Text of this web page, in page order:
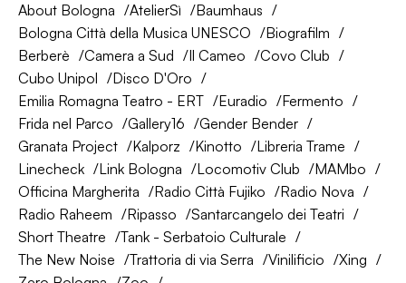
About Bologna AtelierSì
Baumhaus
Bologna Città della Musica UNESCO
Biografilm
Berberè
Camera a Sud Il Cameo
Covo Club
Cubo Unipol
Disco D'Oro
Emilia Romagna Teatro - ERT
Euradio
Fermento
Frida nel Parco
Gallery16
Gender Bender
Granata Project
Kalporz Kinotto
Libreria Trame
Linecheck
Link Bologna Locomotiv Club
MAMbo
Officina Margherita
Radio Città Fujiko
Radio Nova
Radio Raheem
Ripasso
Santarcangelo dei Teatri
Short Theatre
Tank - Serbatoio Culturale
The New Noise
Trattoria di via Serra Vinilificio
Xing